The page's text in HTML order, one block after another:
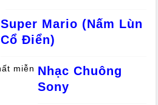
Super Mario (Nấm Lùn
Cổ Điển)
Nhạc Chuông
Sony